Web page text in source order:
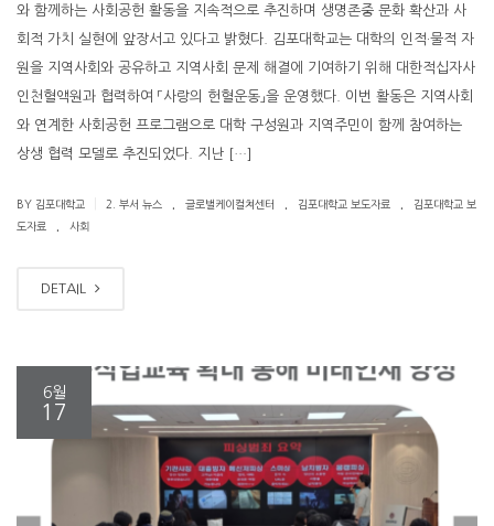
와 함께하는 사회공헌 활동을 지속적으로 추진하며 생명존중 문화 확산과 사
회적 가치 실현에 앞장서고 있다고 밝혔다. 김포대학교는 대학의 인적·물적 자
원을 지역사회와 공유하고 지역사회 문제 해결에 기여하기 위해 대한적십자사
인천혈액원과 협력하여 「사랑의 헌혈운동」을 운영했다. 이번 활동은 지역사회
와 연계한 사회공헌 프로그램으로 대학 구성원과 지역주민이 함께 참여하는
상생 협력 모델로 추진되었다. 지난 […]
BY 김포대학교 2. 부서 뉴스 글로벌케이컬쳐센터 김포대학교 보도자료
김포대학교 보
도자료
사회
DETAIL
6월
17